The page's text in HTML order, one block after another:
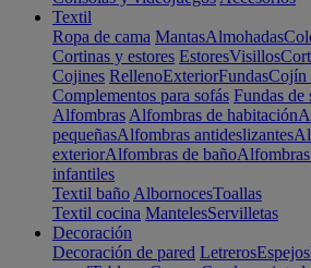
Textil
Ropa de cama MantasAlmohadas
Cortinas y estores EstoresVisillos
Cojines RellenoExteriorFundasCojín
Complementos para sofás Fundas de
Alfombras Alfombras de habitación
pequeñasAlfombras antideslizantes
exteriorAlfombras de baño
infantiles
Textil baño AlbornocesToallas
Textil cocina MantelesServilletas
Decoración
Decoración de pared LetrerosEspejos